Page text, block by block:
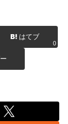
はてブ
0